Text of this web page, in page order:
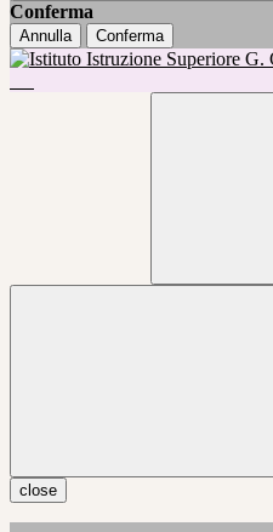
Conferma
Annulla Conferma
close